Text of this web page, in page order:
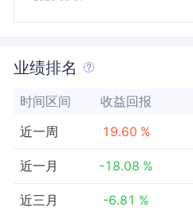
业绩排名
时间区间 收益回报
近一周 19.60 %
近一月 -18.08 %
近三月 -6.81 %